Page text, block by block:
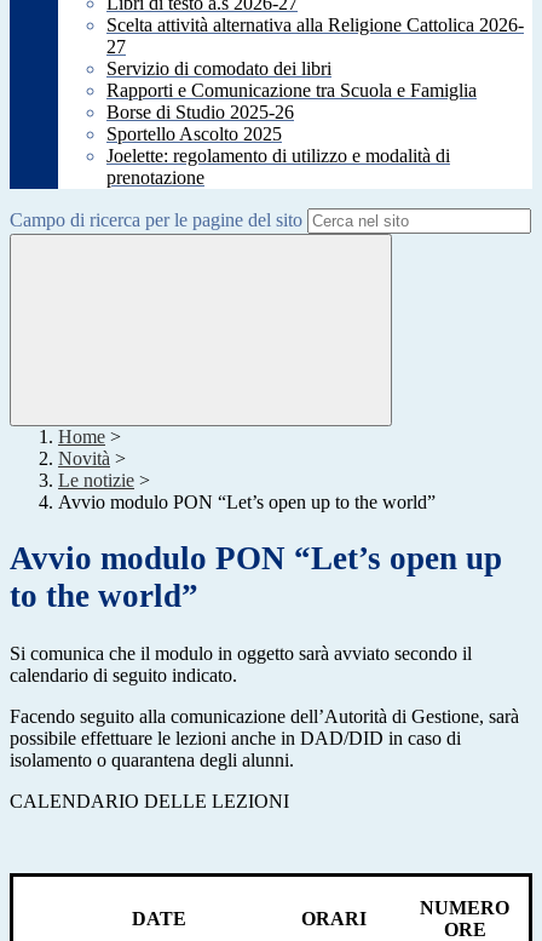
Scelta attività alternativa alla Religione Cattolica 2026-
27
Servizio di comodato dei libri
Rapporti e Comunicazione tra Scuola e Famiglia
Borse di Studio 2025-26
Sportello Ascolto 2025
Joelette: regolamento di utilizzo e modalità di
prenotazione
Campo di ricerca per le pagine del sito
Home >
Novità >
Le notizie >
Avvio modulo PON “Let’s open up to the world”
Avvio modulo PON “Let’s open up
to the world”
Si comunica che il modulo in oggetto sarà avviato secondo il
calendario di seguito indicato.
Facendo seguito alla comunicazione dell’Autorità di Gestione, sarà
possibile effettuare le lezioni anche in DAD/DID in caso di
isolamento o quarantena degli alunni.
CALENDARIO DELLE LEZIONI
DATE ORARI
NUMERO
ORE